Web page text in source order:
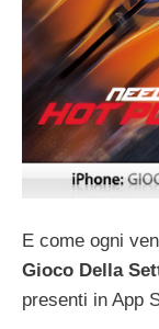
E come ogni
Gioco Della
presenti in App